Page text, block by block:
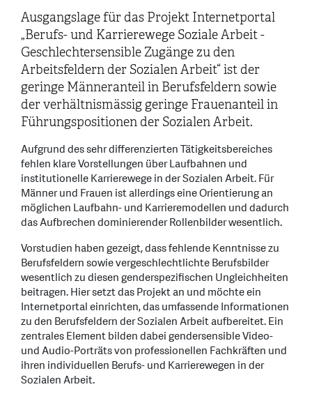
Ausgangslage für das Projekt Internetportal
„Berufs- und Karrierewege Soziale Arbeit -
Geschlechtersensible Zugänge zu den
Arbeitsfeldern der Sozialen Arbeit“ ist der
geringe Männeranteil in Berufsfeldern sowie
der verhältnismässig geringe Frauenanteil in
Führungspositionen der Sozialen Arbeit.
Aufgrund des sehr differenzierten Tätigkeitsbereiches
fehlen klare Vorstellungen über Laufbahnen und
institutionelle Karrierewege in der Sozialen Arbeit. Für
Männer und Frauen ist allerdings eine Orientierung an
möglichen Laufbahn- und Karrieremodellen und dadurch
das Aufbrechen dominierender Rollenbilder wesentlich.
Vorstudien haben gezeigt, dass fehlende Kenntnisse zu
Berufsfeldern sowie vergeschlechtlichte Berufsbilder
wesentlich zu diesen genderspezifischen Ungleichheiten
beitragen. Hier setzt das Projekt an und möchte ein
Internetportal einrichten, das umfassende Informationen
zu den Berufsfeldern der Sozialen Arbeit aufbereitet. Ein
zentrales Element bilden dabei gendersensible Video-
und Audio-Porträts von professionellen Fachkräften und
ihren individuellen Berufs- und Karrierewegen in der
Sozialen Arbeit.